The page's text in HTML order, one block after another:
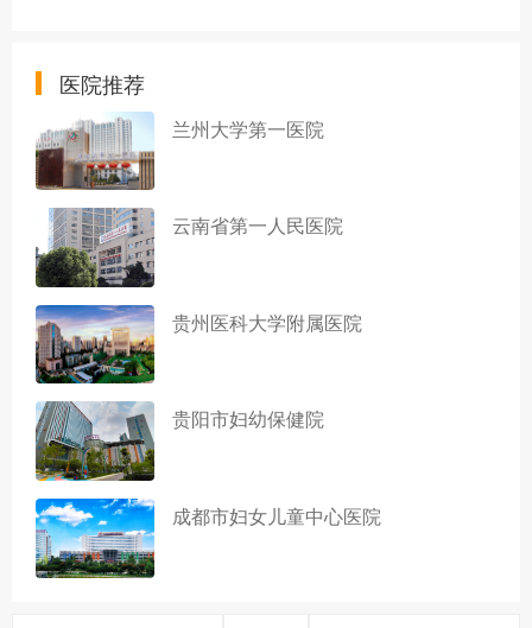
医院推荐
兰州大学第一医院
云南省第一人民医院
贵州医科大学附属医院
贵阳市妇幼保健院
成都市妇女儿童中心医院